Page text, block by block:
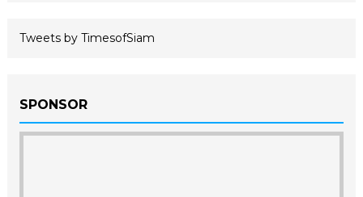
Tweets by TimesofSiam
SPONSOR